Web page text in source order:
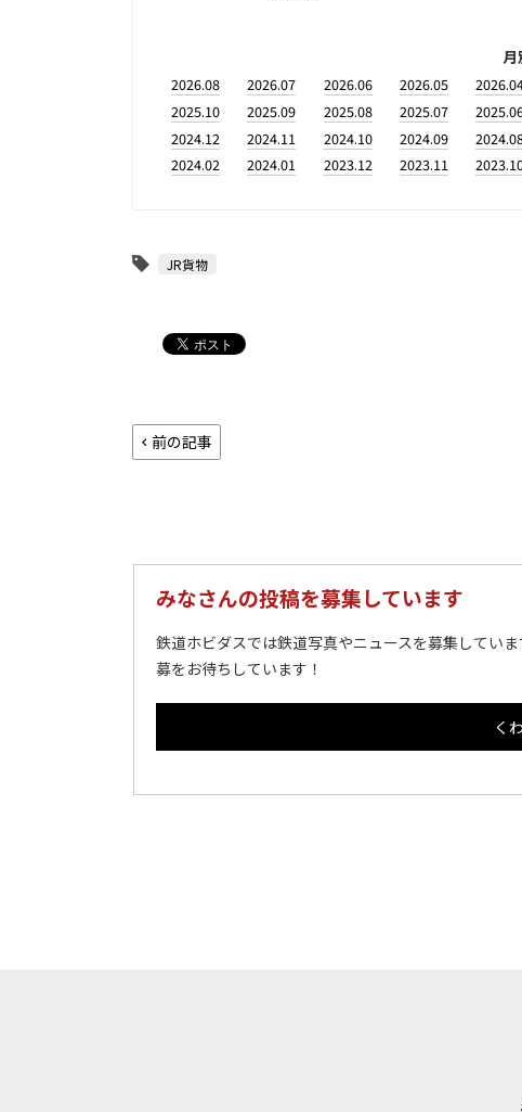
月
2026.08 2026.07 2026.06 2026.05
2025.10
2025.09 2025.08 2025.07
2024.12
2024.11 2024.10 2024.09
2024.02
2024.01 2023.12 2023.11
JR貨物
前の記事
みなさんの投稿を募集しています
鉄道ホビダスでは鉄道写真やニュースを募集してい
募をお待ちしています！
く